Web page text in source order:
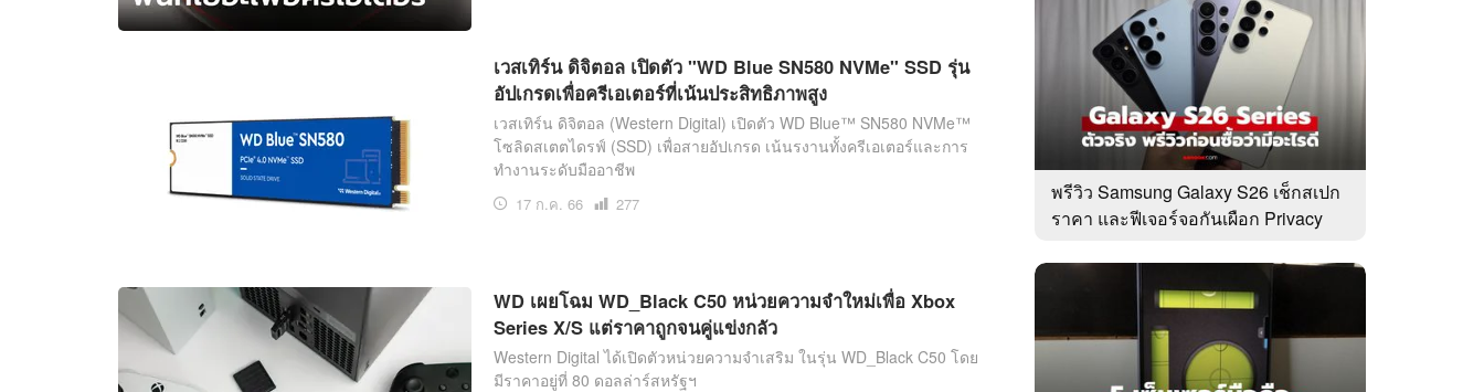
เวสเทิร์น ดิจิตอล เปิดตัว "WD Blue SN580 NVMe" SSD รุ่น
อัปเกรดเพื่อครีเอเตอร์ที่เน้นประสิทธิภาพสูง
เวสเทิร์น ดิจิตอล (Western Digital) เปิดตัว WD Blue™ SN580 NVMe™
โซลิดสเตตไดรฟ์ (SSD) เพื่อสายอัปเกรด เน้นรงานทั้งครีเอเตอร์และการ
ทำงานระดับมืออาชีพ
17 ก.ค. 66
เปิด
277
WD เผยโฉม WD_Black C50 หน่วยความจำใหม่เพื่อ Xbox
Series X/S แต่ราคาถูกจนคู่แข่งกลัว
Western Digital ได้เปิดตัวหน่วยความจำเสริม ในรุ่น WD_Black C50 โดย
มีราคาอยู่ที่ 80 ดอลล่าร์สหรัฐฯ
พรีวิว Samsung Galaxy S26 เช็กสเปก
ราคา และฟีเจอร์จอกันเผือก Privacy